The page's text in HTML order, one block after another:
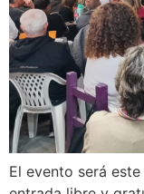
El evento será